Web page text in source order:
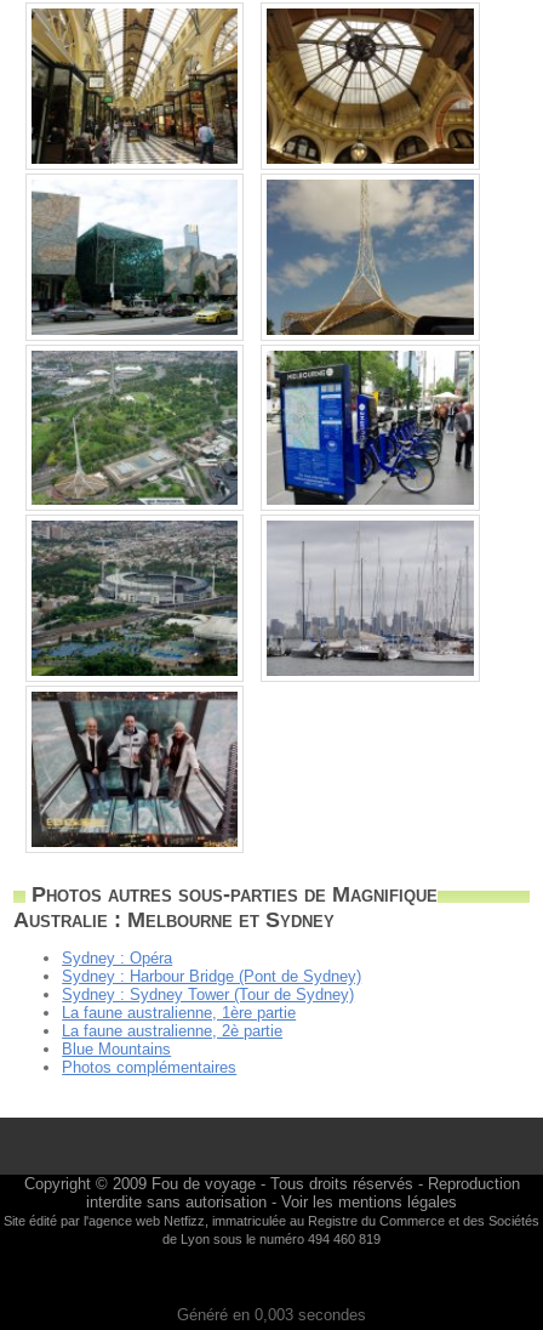
Photos autres sous-parties de Magnifique
Australie : Melbourne et Sydney
Sydney : Opéra
Sydney : Harbour Bridge (Pont de Sydney)
Sydney : Sydney Tower (Tour de Sydney)
La faune australienne, 1ère partie
La faune australienne, 2è partie
Blue Mountains
Photos complémentaires
Copyright © 2009 Fou de voyage- Tous droits réservés - Reproduction
interdite sans autorisation - Voir les mentions légales
Site édité par l'agence web Netfizz , immatriculée au Registre du Commerce et des Sociétés
de Lyon sous le numéro 494 460 819
Généré en 0,003 secondes